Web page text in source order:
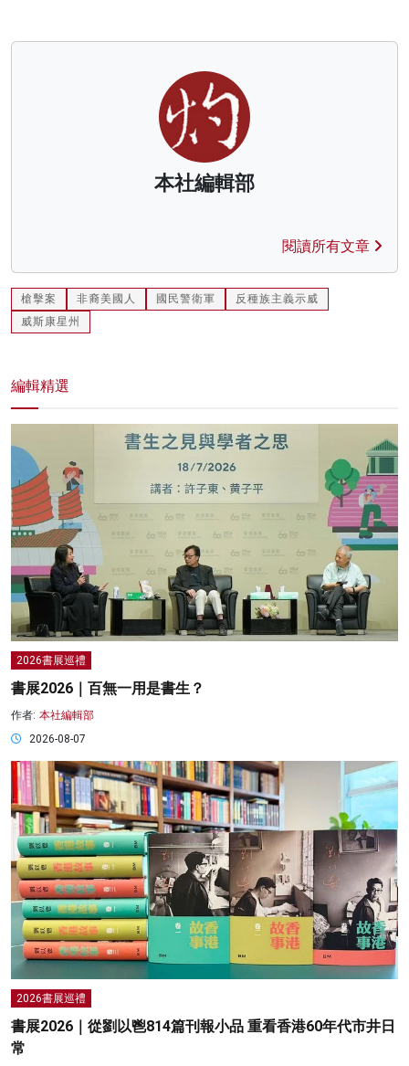
本社編輯部
閱讀所有文章
槍擊案 非裔美國人 國民警衛軍
反種族主義示威
威斯康星州
編輯精選
2026書展巡禮
書展2026｜百無一用是書生？
作者: 本社編輯部
2026-08-07
2026書展巡禮
書展2026｜從劉以鬯814篇刊報小品 重看香港60年代市井日
常